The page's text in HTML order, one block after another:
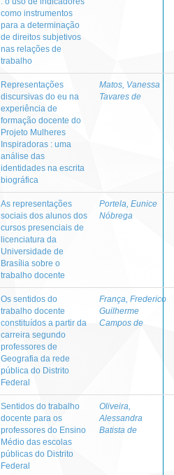
como instrumentos
para a determinação
de direitos subjetivos
nas relações de
trabalho
Representações
discursivas do eu na
experiência de
formação docente do
Projeto Mulheres
Inspiradoras : uma
análise das
identidades na escrita
biográfica
Matos, Vanessa
Tavares de
As representações
sociais dos alunos dos
cursos presenciais de
licenciatura da
Universidade de
Brasília sobre o
trabalho docente
Portela, Eunice
Nóbrega
Os sentidos do
trabalho docente
constituídos a partir da
carreira segundo
professores de
Geografia da rede
pública do Distrito
Federal
França, Frederico
Guilherme
Campos de
Sentidos do trabalho
docente para os
professores do Ensino
Médio das escolas
públicas do Distrito
Federal
Oliveira,
Alessandra
Batista de